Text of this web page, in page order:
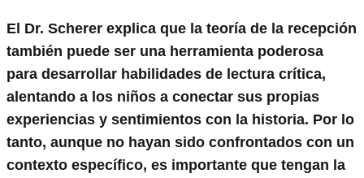
El Dr. Scherer explica que la teoría de la recepción
también puede ser una herramienta poderosa
para desarrollar habilidades de lectura crítica,
alentando a los niños a conectar sus propias
experiencias y sentimientos con la historia. Por lo
tanto, aunque no hayan sido confrontados con un
contexto específico, es importante que tengan la